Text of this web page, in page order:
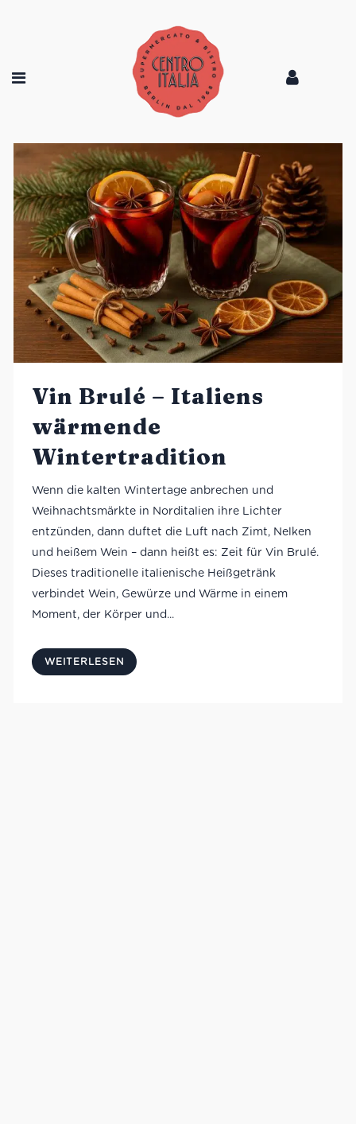
Vin Brulé – Italiens
wärmende
Wintertradition
Wenn die kalten Wintertage anbrechen und
Weihnachtsmärkte in Norditalien ihre Lichter
entzünden, dann duftet die Luft nach Zimt, Nelken
und heißem Wein – dann heißt es: Zeit für Vin Brulé.
Dieses traditionelle italienische Heißgetränk
verbindet Wein, Gewürze und Wärme in einem
Moment, der Körper und...
WEITERLESEN